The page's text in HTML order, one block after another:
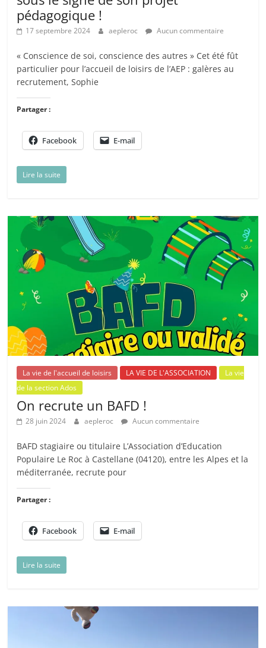
pédagogique !
17 septembre 2024 aepleroc Aucun commentaire
« Conscience de soi, conscience des autres » Cet été fût
particulier pour l’accueil de loisirs de l’AEP : galères au
recrutement, Sophie
Partager :
Facebook E-mail
Lire la suite
La vie de l'accueil de loisirs LA VIE DE L'ASSOCIATION
La vie
de la section Ados
On recrute un BAFD !
28 juin 2024 aepleroc Aucun commentaire
BAFD stagiaire ou titulaire L’Association d’Education
Populaire Le Roc à Castellane (04120), entre les Alpes et la
méditerranée, recrute pour
Partager :
Facebook E-mail
Lire la suite